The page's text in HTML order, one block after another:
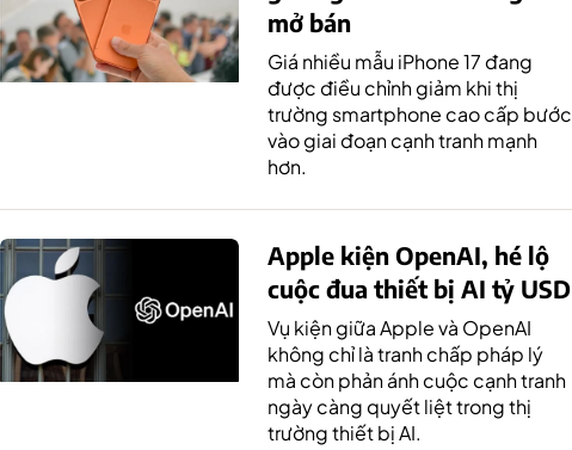
mở bán
Giá nhiều mẫu iPhone 17 đang
được điều chỉnh giảm khi thị
trường smartphone cao cấp bước
vào giai đoạn cạnh tranh mạnh
hơn.
Apple kiện OpenAI, hé lộ
cuộc đua thiết bị AI tỷ USD
Vụ kiện giữa Apple và OpenAI
không chỉ là tranh chấp pháp lý
mà còn phản ánh cuộc cạnh tranh
ngày càng quyết liệt trong thị
trường thiết bị AI.